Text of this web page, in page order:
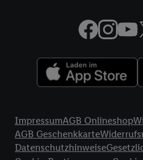
ImpressumAGB Onlineshop
AGB Geschenkkarte
Datenschutzhinweise
uns und einem der anderen
in einen Hashwert
Zudem erlauben Sie uns, der
Ihrem
Wenn das der Fall ist, gibt Utiq
Netzbetreiber weiter, der anhand
Kundenkonto-Referenz, wie